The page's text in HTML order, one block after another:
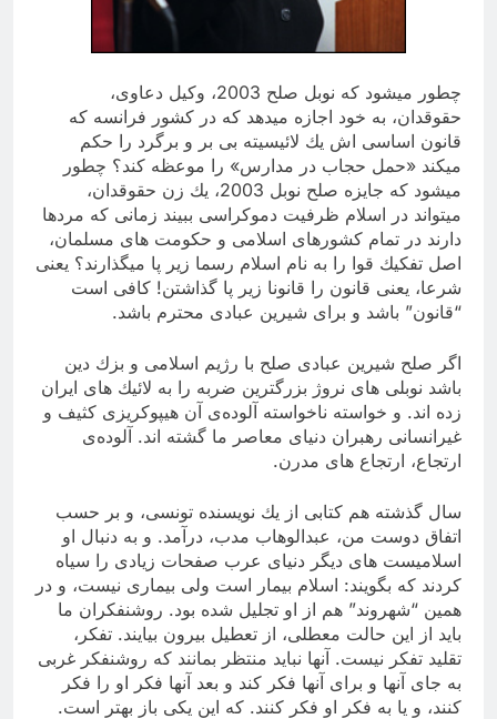
چطور میشود كه نوبل صلح 2003، وكیل دعاوی،
حقوقدان، به خود اجازه میدهد كه در كشور فرانسه كه
قانون اساسی اش یك لائیسیته بی بر و برگرد را حكم
میكند «حمل حجاب در مدارس» را موعظه كند؟ چطور
میشود كه جایزه صلح نوبل 2003، یك زن حقوقدان،
میتواند در اسلام ظرفیت دموكراسی ببیند زمانی كه مردها
دارند در تمام كشورهای اسلامی و حكومت های مسلمان،
اصل تفكیك قوا را به نام اسلام رسما زیر پا میگذارند؟ یعنی
شرعا، یعنی قانون را قانونا زیر پا گذاشتن! كافی است
“قانون” باشد و برای شیرین عبادی محترم باشد.
اگر صلح شیرین عبادی صلح با رژیم اسلامی و بزك دین
باشد نوبلی های نروژ بزرگترین ضربه را به لائیك های ایران
زده اند. و خواسته ناخواسته آلوده‌ی آن هیپوكریزی كثیف و
غیرانسانی رهبران دنیای معاصر ما گشته اند. آلوده‌ی
ارتجاع، ارتجاع های مدرن.
سال گذشته هم كتابی از یك نویسنده تونسی، و بر حسب
اتفاق دوست من، عبدالوهاب مدب، درآمد. و به دنبال او
اسلامیست های دیگر دنیای عرب صفحات زیادی را سیاه
كردند كه بگویند: اسلام بیمار است ولی بیماری نیست، و در
همین “شهروند” هم از او تجلیل شده بود. روشنفكران ما
باید از این حالت معطلی، از تعطیل بیرون بیایند. تفكر،
تقلید تفكر نیست. آنها نباید منتظر بمانند كه روشنفكر غربی
به جای آنها و برای آنها فكر كند و بعد آنها فكر او را فكر
كنند، و یا به فكر او فكر كنند. كه این یكی باز بهتر است.